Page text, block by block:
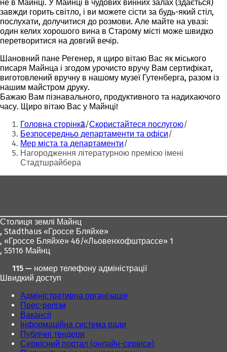
не в Майнці. У Майнці в чудових винних залах (здається)
завжди горить світло, і ви можете сісти за будь-який стіл,
послухати, долучитися до розмови. Але майте на увазі:
один келих хорошого вина в Старому місті може швидко
перетворитися на довгий вечір.
Шановний пане Регенер, я щиро вітаю Вас як міського
писаря Майнца і згодом урочисто вручу Вам сертифікат,
виготовлений вручну в нашому музеї Гутенберга, разом із
нашим майстром друку.
Бажаю Вам пізнавального, продуктивного та надихаючого
часу. Щиро вітаю Вас у Майнці!
Ти
тут:
Головна сторінка Скористайтеся послугою
Безпосередньо департаменти та офіси
Мер міста та департаменти
Нагородження літературною премією імені
Стадтшрайбера
Столиця землі Майнц
, Stadthaus «Гроссе Бляйхе»
, «Гроссе Бляйхе» 46/«Льовенхофштрассе» 1
, 55116 Майнц
115 — номер телефону адміністрації
Швидкий доступ
Адміністративна організація
Прес-релізи
Вакансії
Інформаційна система ради
Публічні тендери
Сервісний портал (онлайн-сервіси)